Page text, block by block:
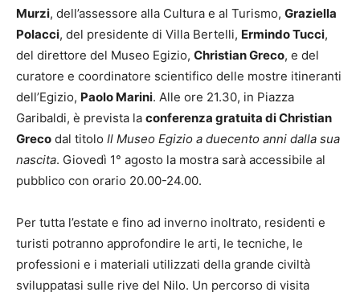
Murzi, dell’assessore alla Cultura e al Turismo, Graziella
Polacci, del presidente di Villa Bertelli, Ermindo Tucci,
del direttore del Museo Egizio, Christian Greco, e del
curatore e coordinatore scientifico delle mostre itineranti
dell’Egizio, Paolo Marini. Alle ore 21.30, in Piazza
Garibaldi, è prevista la conferenza gratuita di Christian
Greco dal titolo Il Museo Egizio a duecento anni dalla sua
nascita. Giovedì 1° agosto la mostra sarà accessibile al
pubblico con orario 20.00-24.00.
Per tutta l’estate e fino ad inverno inoltrato, residenti e
turisti potranno approfondire le arti, le tecniche, le
professioni e i materiali utilizzati della grande civiltà
sviluppatasi sulle rive del Nilo. Un percorso di visita